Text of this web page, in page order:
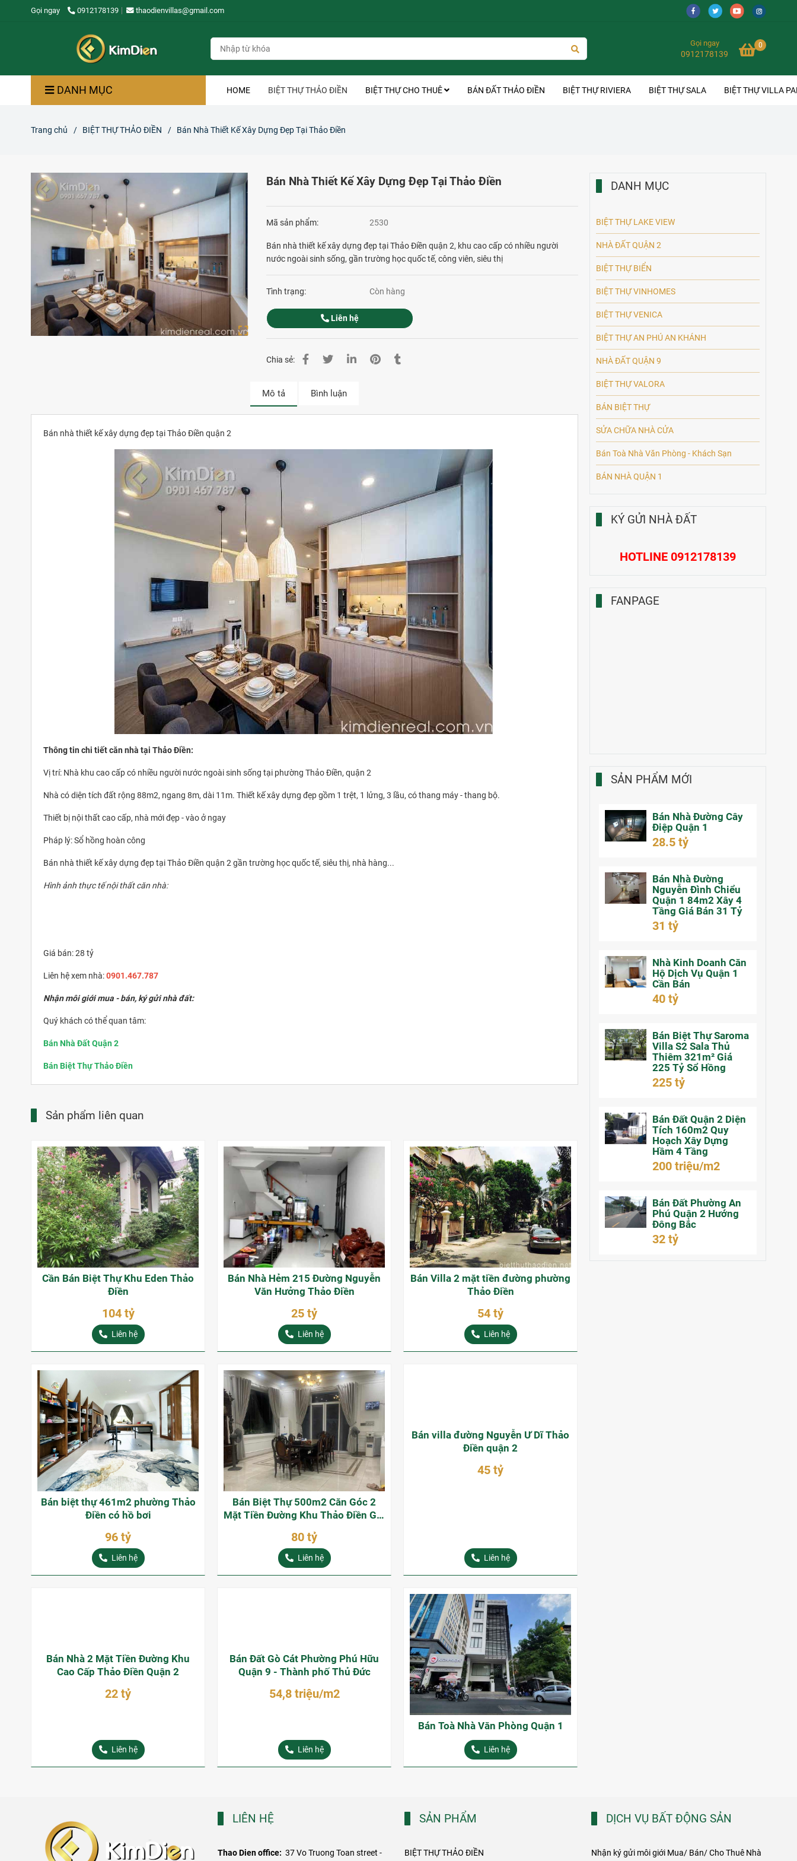
Gọi ngay 0912178139 thaodienvillas@gmail.com
Gọi ngay
0912178139
0
DANH MỤC HOME BIỆT THỰ THẢO ĐIỀN BIỆT THỰ CHO THUÊ BÁN ĐẤT THẢO ĐIỀN BIỆT THỰ RIVIERA BIỆT THỰ SALA BIỆT THỰ VILLA
Trang chủ / BIỆT THỰ THẢO ĐIỀN / Bán Nhà Thiết Kế Xây Dựng Đẹp Tại Thảo Điền
Bán Nhà Thiết Kế Xây Dựng Đẹp Tại Thảo Điền
Mã sản phẩm: 2530
Bán nhà thiết kế xây dựng đẹp tại Thảo Điền quận 2, khu cao cấp có nhiều người
nước ngoài sinh sống, gần trường học quốc tế, công viên, siêu thị
Tình trạng: Còn hàng
Liên hệ
Chia sẻ:
Mô tả Bình luận
Bán nhà thiết kế xây dựng đẹp tại Thảo Điền quận 2
Thông tin chi tiết căn nhà tại Thảo Điền:
Vị trí: Nhà khu cao cấp có nhiều người nước ngoài sinh sống tại phường Thảo Điền, quận 2
Nhà có diện tích đất rộng 88m2, ngang 8m, dài 11m. Thiết kế xây dựng đẹp gồm 1 trệt, 1 lửng, 3 lầu, có thang máy - thang bộ.
Thiết bị nội thất cao cấp, nhà mới đẹp - vào ở ngay
Pháp lý: Sổ hồng hoàn công
Bán nhà thiết kế xây dựng đẹp tại Thảo Điền quận 2 gần trường học quốc tế, siêu thị, nhà hàng...
Hình ảnh thực tế nội thất căn nhà:
Giá bán: 28 tỷ
Liên hệ xem nhà:0901.467.787
Nhận môi giới mua - bán, ký gửi nhà đất:
Quý khách có thể quan tâm:
Bán Nhà Đất Quận 2
Bán Biệt Thự Thảo Điền
Sản phẩm liên quan
Cần Bán Biệt Thự Khu Eden Thảo
Điền
104 tỷ
Liên hệ
Bán Nhà Hẻm 215 Đường Nguyễn
Văn Hưởng Thảo Điền
25 tỷ
Liên hệ
Bán Villa 2 mặt tiền đường phường
Thảo Điền
54 tỷ
Liên hệ
Bán biệt thự 461m2 phường Thảo
Điền có hồ bơi
96 tỷ
Liên hệ
Bán Biệt Thự 500m2 Căn Góc 2
Mặt Tiền Đường Khu Thảo Điền Giá
80 tỷ
Liên hệ Liên hệ
Bán Nhà 2 Mặt Tiền Đường Khu
Cao Cấp Thảo Điền Quận 2
22 tỷ
Liên hệ
Bán Đất Gò Cát Phường Phú Hữu
Quận 9 - Thành phố Thủ Đức
54,8 triệu/m2
Liên hệ
Bán Toà Nhà Văn Phòng Quận 1
Liên hệ
DANH MỤC
BIỆT THỰ LAKE VIEW
NHÀ ĐẤT QUẬN 2
BIỆT THỰ BIỂN
BIỆT THỰ VINHOMES
BIỆT THỰ VENICA
BIỆT THỰ AN PHÚ AN KHÁNH
NHÀ ĐẤT QUẬN 9
BIỆT THỰ VALORA
BÁN BIỆT THỰ
SỬA CHỮA NHÀ CỬA
Bán Toà Nhà Văn Phòng - Khách Sạn
BÁN NHÀ QUẬN 1
KÝ GỬI NHÀ ĐẤT
HOTLINE 0912178139
FANPAGE
SẢN PHẨM MỚI
Bán Nhà Đường Cây
Điệp Quận 1
28.5 tỷ
Bán Nhà Đường
Nguyễn Đình Chiểu
Quận 1 84m2 Xây 4
Tầng Giá Bán 31 Tỷ
31 tỷ
Nhà Kinh Doanh Căn
Hộ Dịch Vụ Quận 1
Cần Bán
40 tỷ
Bán Biệt Thự Saroma
Villa S2 Sala Thủ
Thiêm 321m² Giá
225 Tỷ Sổ Hồng
225 tỷ
Bán Đất Quận 2 Diện
Tích 160m2 Quy
Hoạch Xây Dựng
Hầm 4 Tầng
200 triệu/m2
Bán Đất Phường An
Phú Quận 2 Hướng
Đông Bắc
32 tỷ
LIÊN HỆ
Thao Dien office: 37 Vo Truong Toan street -
SẢN PHẨM
BIỆT THỰ THẢO ĐIỀN
DỊCH VỤ BẤT ĐỘNG SẢN
Nhận ký gửi môi giới Mua/ Bán/ Cho Thuê Nhà